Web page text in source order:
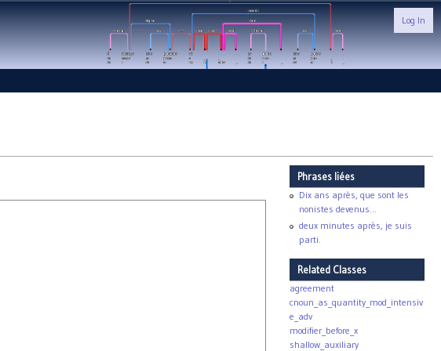
Log In
Phrases liées
Dix ans après, que sont les
nonistes devenus...
deux minutes après, je suis
parti.
Related Classes
agreement
cnoun_as_quantity_mod_intensiv
e_adv
modifier_before_x
shallow_auxiliary